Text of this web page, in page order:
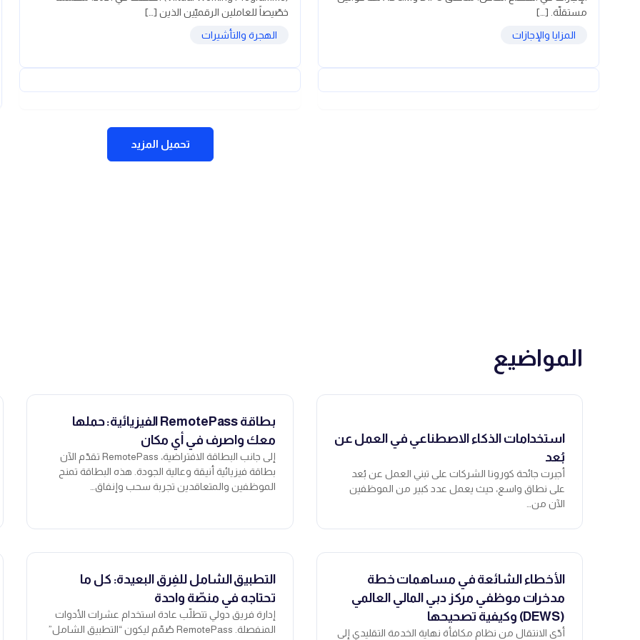
مستقلّة. […]
المزايا والإجازات
خصّيصاً للعاملين الرقميّين الذين […]
الهجرة والتأشيرات
تحميل المزيد
المواضيع
استخدامات الذكاء الاصطناعي في العمل عن
بُعد
أجبرت جائحة كورونا الشركات على تبني العمل عن بُعد
على نطاق واسع، حيث يعمل عدد كبير من الموظفين
الآن من…
بطاقة RemotePass الفيزيائية: حملها
معك واصرف في أي مكان
إلى جانب البطاقة الافتراضية، RemotePass تقدّم الآن
بطاقة فيزيائية أنيقة وعالية الجودة. هذه البطاقة تمنح
الموظفين والمتعاقدين تجربة سحب وإنفاق…
الأخطاء الشائعة في مساهمات خطة
مدخرات موظفي مركز دبي المالي العالمي
(DEWS) وكيفية تصحيحها
أدّى الانتقال من نظام مكافأة نهاية الخدمة التقليدي إلى
التطبيق الشامل للفِرق البعيدة: كل ما
تحتاجه في منصّة واحدة
إدارة فريق دولي تتطلّب عادة استخدام عشرات الأدوات
المنفصلة. RemotePass صُمّم ليكون “التطبيق الشامل”